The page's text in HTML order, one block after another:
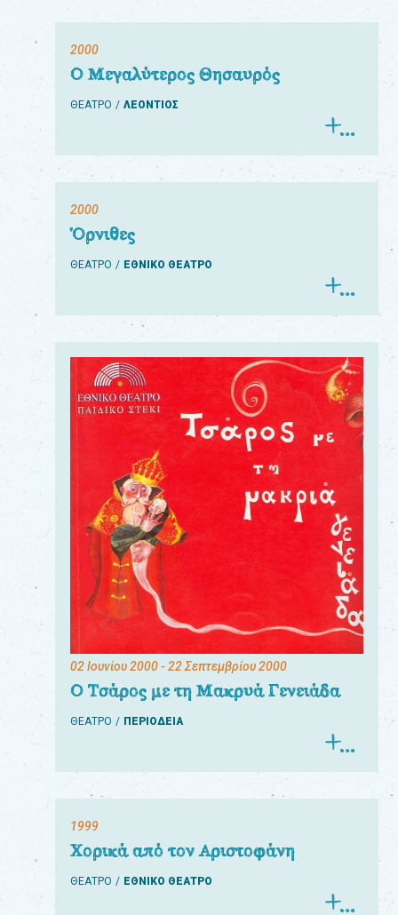
2000
Ο Μεγαλύτερος Θησαυρός
ΘΕΑΤΡΟ ΛΕΟΝΤΙΟΣ
2000
Όρνιθες
ΘΕΑΤΡΟ ΕΘΝΙΚΟ ΘΕΑΤΡΟ
02 Ιουνίου 2000- 22 Σεπτεμβρίου 2000
Ο Τσάρος με τη Μακρυά Γενειάδα
ΘΕΑΤΡΟ ΠΕΡΙΟΔΕΙΑ
1999
Χορικά από τον Αριστοφάνη
ΘΕΑΤΡΟ ΕΘΝΙΚΟ ΘΕΑΤΡΟ